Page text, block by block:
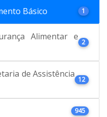
Básico 1
Alimentar e
2
de Assistência
12
945